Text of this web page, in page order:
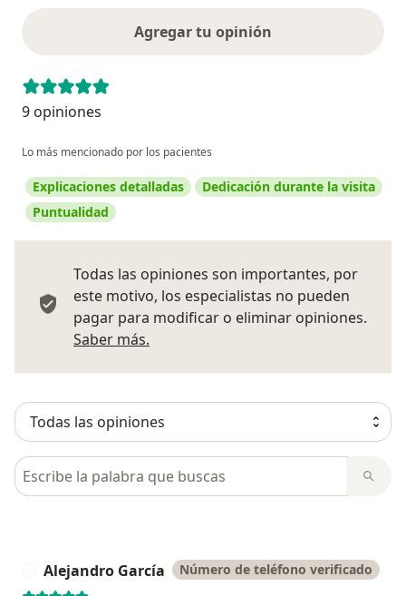
Agregar tu opinión
9 opiniones
Lo más mencionado por los pacientes
Explicaciones detalladas
Dedicación durante la visita
Puntualidad
Todas las opiniones son importantes, por
este motivo, los especialistas no pueden
pagar para modificar o eliminar opiniones.
Saber más.
Busca en opiniones
Alejandro García Número de teléfono verificado